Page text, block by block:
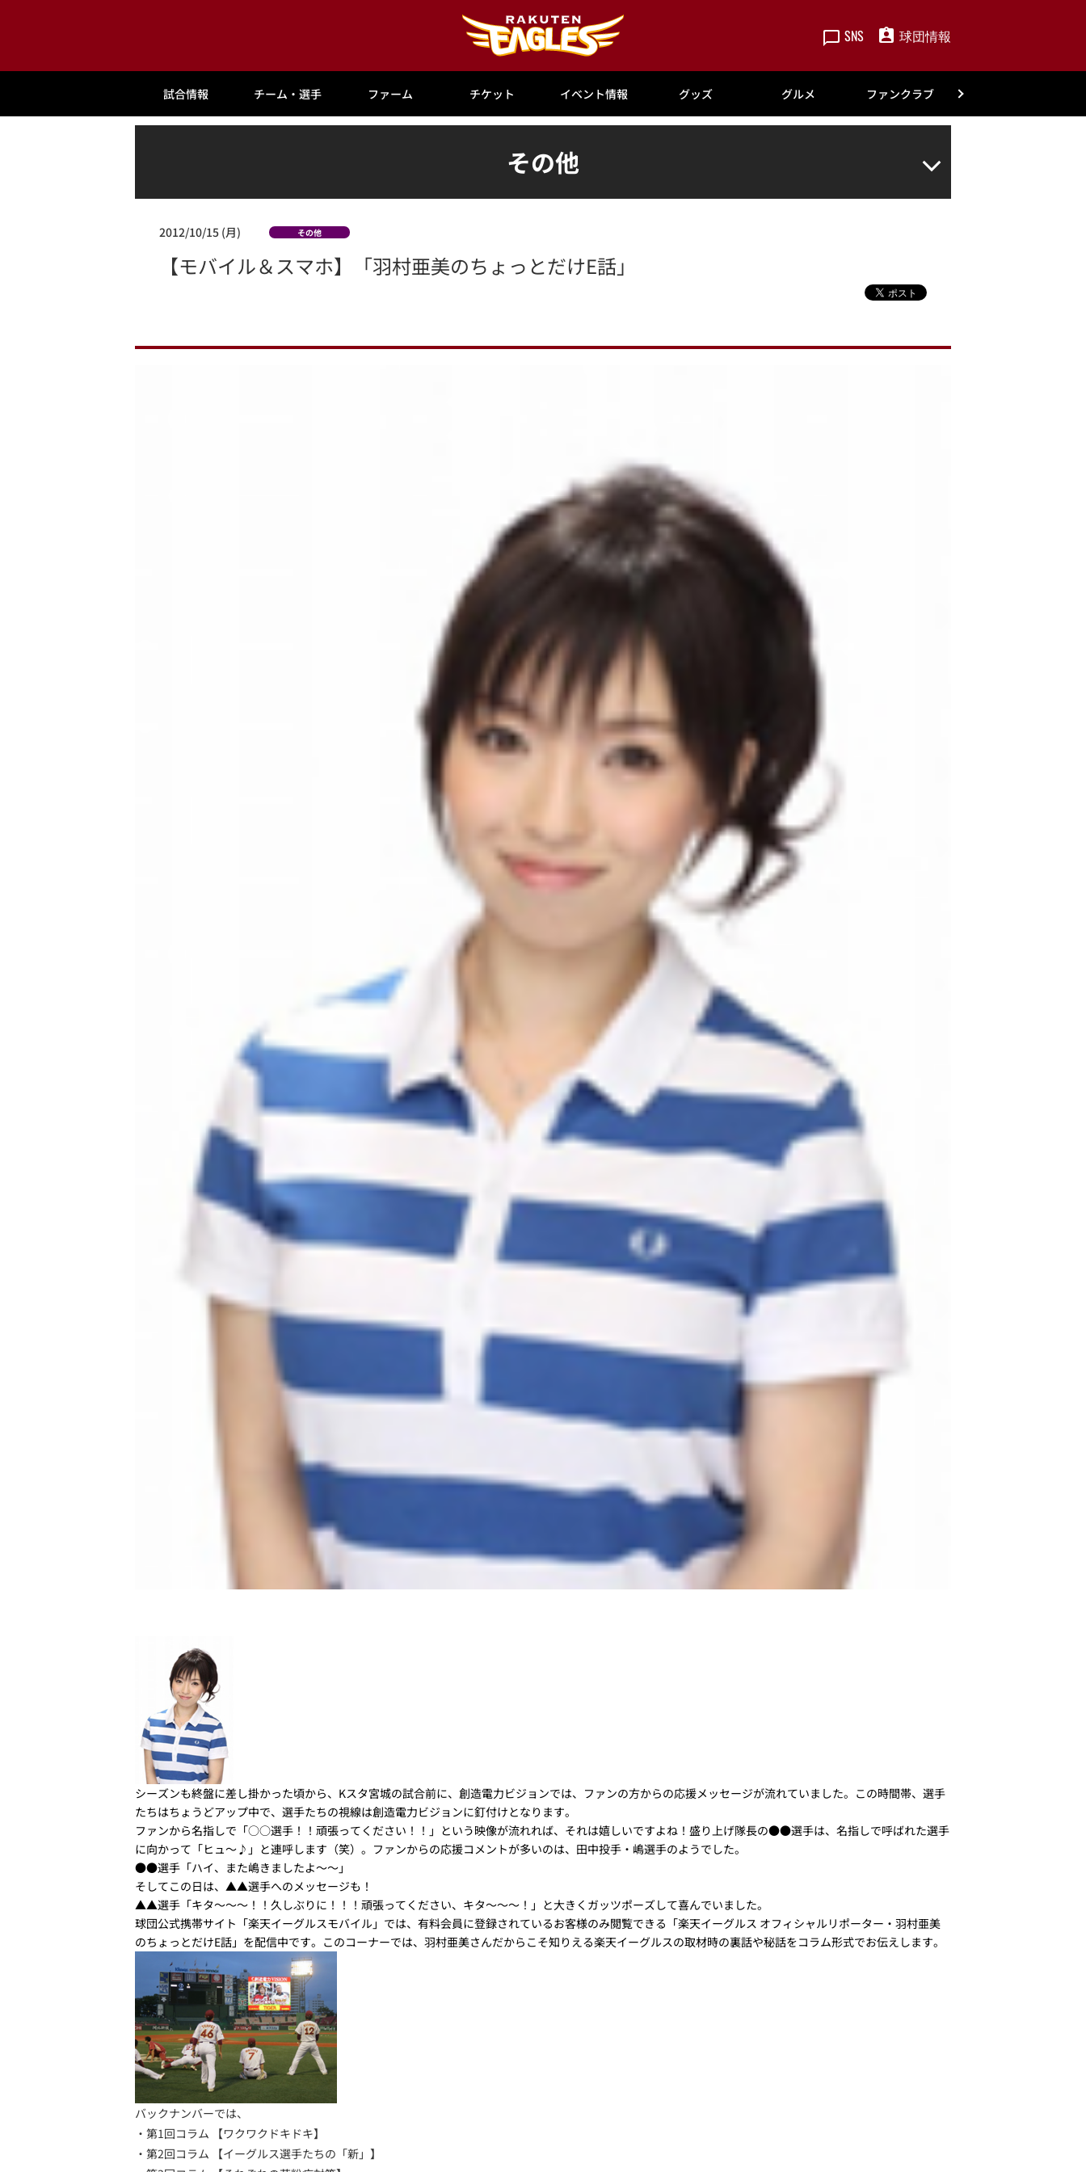
SNS 球団情報
試合情報 チーム・選手 ファーム チケット イベント情報 グッズ グルメ ファンクラブ
その他
2012/10/15 (月) その他
【モバイル＆スマホ】「羽村亜美のちょっとだけE話」
シーズンも終盤に差し掛かった頃から、Kスタ宮城の試合前に、創造電力ビジョンでは、ファンの方からの応援メッセージが流れていました。この時間帯、選手
たちはちょうどアップ中で、選手たちの視線は創造電力ビジョンに釘付けとなります。
ファンから名指しで「○○選手！！頑張ってください！！」という映像が流れれば、それは嬉しいですよね！盛り上げ隊長の●●選手は、名指しで呼ばれた選手
に向かって「ヒュ～♪」と連呼します（笑）。ファンからの応援コメントが多いのは、田中投手・嶋選手のようでした。
●●選手「ハイ、また嶋きましたよ～～」
そしてこの日は、▲▲選手へのメッセージも！
▲▲選手「キタ～～～！！久しぶりに！！！頑張ってください、キタ～～～！」と大きくガッツポーズして喜んでいました。
球団公式携帯サイト「楽天イーグルスモバイル」では、有料会員に登録されているお客様のみ閲覧できる「楽天イーグルス オフィシャルリポーター・羽村亜美
のちょっとだけE話」を配信中です。このコーナーでは、羽村亜美さんだからこそ知りえる楽天イーグルスの取材時の裏話や秘話をコラム形式でお伝えします。
バックナンバーでは、
・第1回コラム 【ワクワクドキドキ】
・第2回コラム 【イーグルス選手たちの「新」】